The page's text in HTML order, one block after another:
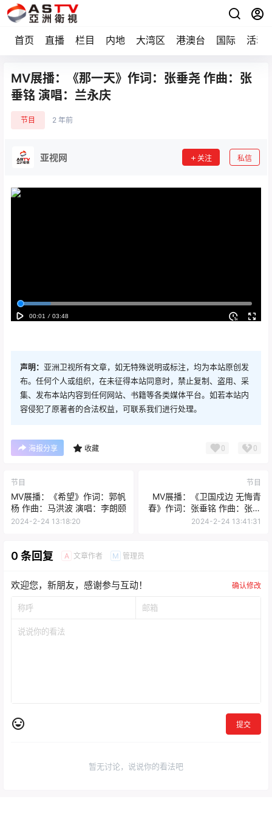
首页 直播 栏目 内地 大湾区 港澳台 国际 活动
MV展播：《那一天》作词：张垂尧 作曲：张
垂铭 演唱：兰永庆
节目 2 年前
亚视网 关注 私信
声明： 亚洲卫视所有文章，如无特殊说明或标注，均为本站原创发
布。任何个人或组织，在未征得本站同意时，禁止复制、盗用、采
集、发布本站内容到任何网站、书籍等各类媒体平台。如若本站内
容侵犯了原著者的合法权益，可联系我们进行处理。
海报分享 收藏 0 0
节目
MV展播：《希望》作词：郭帆
杨 作曲：马洪波 演唱：李朗颐
2024-2-24 13:18:20
节目
MV展播：《卫国戍边 无悔青
春》作词：张垂铭 作曲：张垂
铭 演唱：乔 军
2024-2-24 13:41:31
0 条回复 A 文章作者 M 管理员
欢迎您，新朋友，感谢参与互动！ 确认修改
提交
暂无讨论，说说你的看法吧